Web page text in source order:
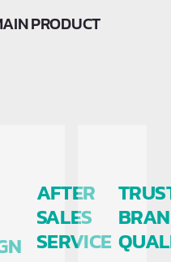
PRODUCT
AFTER
SALES
SERVICE